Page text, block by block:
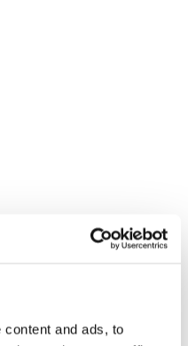
and ads, to